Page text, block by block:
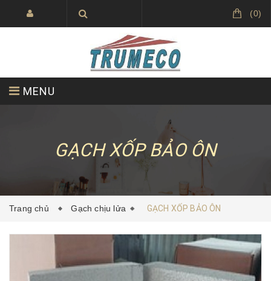
(0)
MENU
SẢN PHẨM
DỰ ÁN ĐÃ THỰC HIỆN
GẠCH XỐP BẢO ÔN
Trang chủ Gạch chịu lửa GẠCH XỐP BẢO ÔN